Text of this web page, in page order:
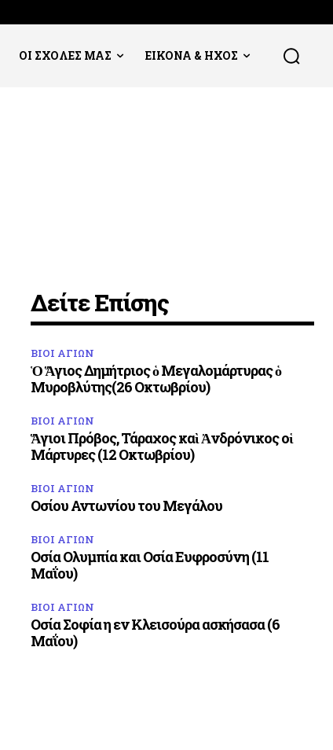
ΟΙ ΣΧΟΛΕΣ ΜΑΣ ΕΙΚΟΝΑ & ΗΧΟΣ
Δείτε Επίσης
ΒΙΟΙ ΑΓΙΩΝ
Ὁ Ἅγιος Δημήτριος ὁ Μεγαλομάρτυρας ὁ
Μυροβλύτης(26 Οκτωβρίου)
ΒΙΟΙ ΑΓΙΩΝ
Ἅγιοι Πρόβος, Τάραχος καὶ Ἀνδρόνικος οἱ
Μάρτυρες (12 Οκτωβρίου)
ΒΙΟΙ ΑΓΙΩΝ
Οσίου Αντωνίου του Μεγάλου
ΒΙΟΙ ΑΓΙΩΝ
Οσία Ολυμπία και Οσία Ευφροσύνη (11
Μαΐου)
ΒΙΟΙ ΑΓΙΩΝ
Οσία Σοφία η εν Κλεισούρα ασκήσασα (6
Μαΐου)